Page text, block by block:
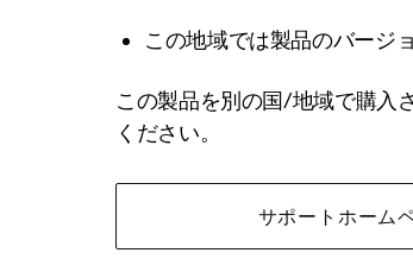
この地域では製品のバージ
この製品を別の国/地域で購入
ください。
サポートホーム